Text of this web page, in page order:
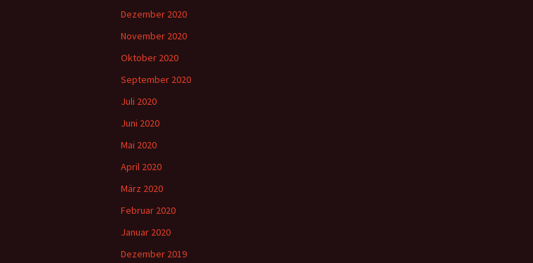
Dezember 2020
November 2020
Oktober 2020
September 2020
Juli 2020
Juni 2020
Mai 2020
April 2020
März 2020
Februar 2020
Januar 2020
Dezember 2019